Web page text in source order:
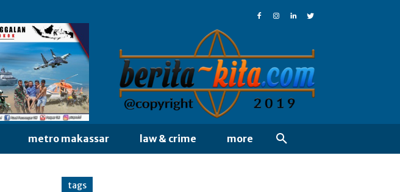
metro makassar law & crime more
tags